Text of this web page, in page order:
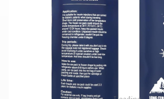
Cooler Travel Case
90g TSA Approved Diabetes
Insulated Medication Insulin
Hot Cold Compress Nylon